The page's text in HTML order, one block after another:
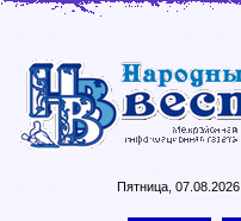
Пятница, 07.08.2026